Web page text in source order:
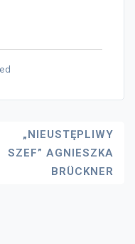
„NIEUSTĘPLIWY
SZEF” AGNIESZKA
BRÜCKNER